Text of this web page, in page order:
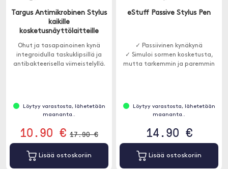
Targus Antimikrobinen Stylus
kaikille
kosketusnäyttölaitteille
Ohut ja tasapainoinen kynä
integroidulla taskuklipsillä ja
antibakteerisella viimeistelyllä.
Löytyy varastosta, lähetetään
maananta..
10.90 € 17.90 €
Lisää ostoskoriin
eStuff Passive Stylus Pen
✓ Passiivinen kynäkynä
✓ Simuloi sormen kosketusta,
mutta tarkemmin ja paremmin
Löytyy varastosta, lähetetään
maananta..
14.90 €
Lisää ostoskoriin